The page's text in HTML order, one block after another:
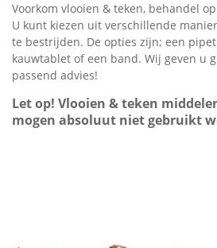
Voorkom vlooien & teken, behandel
U kunt kiezen uit verschillende
te bestrijden. De opties zijn; een pipet
kauwtablet of een band. Wij geven u
passend advies!
Let op! Vlooien & teken
mogen absoluut niet gebruikt